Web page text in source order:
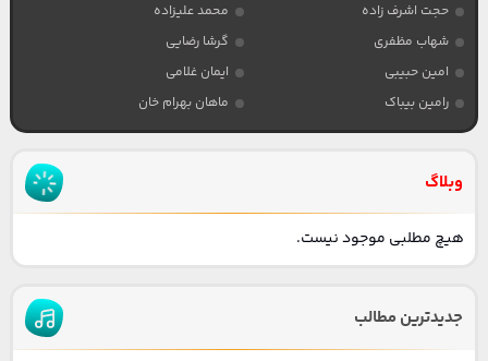
حجت اشرف زاده
محمد علیزاده
شهاب مظفری
گرشا رضایی
امین حبیبی
ایمان غلامی
رامین بیباک
ماهان بهرام خان
وبلاگ
هیچ مطلبی موجود نیست.
جدیدترین مطالب